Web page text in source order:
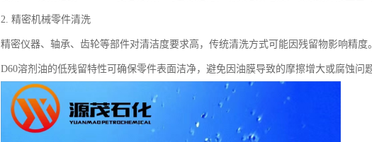
2. 精密机械零件清洗
精密仪器、轴承、齿轮等部件对清洁度要求高，传统清洗方式可能因残留物影响精度。
D60溶剂油的低残留特性可确保零件表面洁净，避免因油膜导致的摩擦增大或腐蚀问题